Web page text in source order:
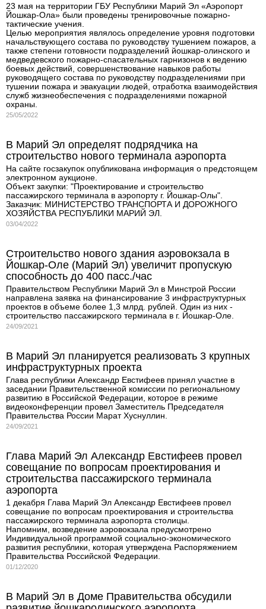
23 мая на территории ГБУ Республики Марий Эл «Аэропорт
Йошкар-Ола» были проведены тренировочные пожарно-
тактические учения.
Целью мероприятия являлось определение уровня подготовки
начальствующего состава по руководству тушением пожаров, а
также степени готовности подразделений йошкар-олинского и
медведевского пожарно-спасательных гарнизонов к ведению
боевых действий, совершенствование навыков работы
руководящего состава по руководству подразделениями при
тушении пожара и эвакуации людей, отработка взаимодействия
служб жизнеобеспечения с подразделениями пожарной
охраны.
25/05/2022
В Марий Эл определят подрядчика на
строительство нового терминала аэропорта
На сайте госзакупок опубликована информация о предстоящем
электронном аукционе.
Объект закупки: "Проектирование и строительство
пассажирского терминала в аэропорту г. Йошкар-Олы".
Заказчик: МИНИСТЕРСТВО ТРАНСПОРТА И ДОРОЖНОГО
ХОЗЯЙСТВА РЕСПУБЛИКИ МАРИЙ ЭЛ.
03/04/2022
Строительство нового здания аэровокзала в
Йошкар-Оле (Марий Эл) увеличит пропускую
способность до 400 пасс./час
Правительством Республики Марий Эл в Минстрой России
направлена заявка на финансирование 3 инфраструктурных
проектов в объеме более 1,3 млрд. рублей. Один из них -
строительство пассажирского терминала в г. Йошкар-Оле.
24/09/2021
В Марий Эл планируется реализовать 3 крупных
инфраструктурных проекта
Глава республики Александр Евстифеев принял участие в
заседании Правительственной комиссии по региональному
развитию в Российской Федерации, которое в режиме
видеоконференции провел Заместитель Председателя
Правительства России Марат Хуснуллин.
24/09/2021
Глава Марий Эл Александр Евстифеев провел
совещание по вопросам проектирования и
строительства пассажирского терминала
аэропорта
1 декабря Глава Марий Эл Александр Евстифеев провел
совещание по вопросам проектирования и строительства
пассажирского терминала аэропорта столицы.
Напомним, возведение аэровокзала предусмотрено
Индивидуальной программой социально-экономического
развития республики, которая утверждена Распоряжением
Правительства Российской Федерации.
01/12/2020
В Марий Эл в Доме Правительства обсудили